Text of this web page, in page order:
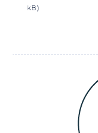
kB)